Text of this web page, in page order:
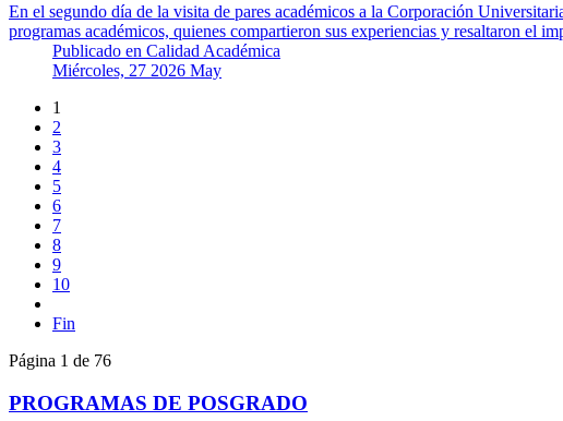
En el segundo día de la visita de pares académicos a la Corporación
programas académicos, quienes compartieron sus experiencias y resaltaron el
Publicado en Calidad Académica
Miércoles, 27 2026 May
1
2
3
4
5
6
7
8
9
10
Fin
Página 1 de 76
PROGRAMAS DE POSGRADO